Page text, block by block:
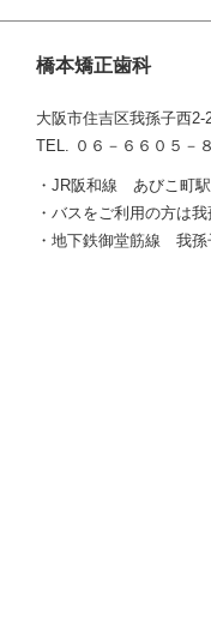
橋本矯正歯科
大阪市住吉区我孫子西2-
TEL. ０６－６６０５－
・JR阪和線 あびこ町
・バスをご利用の方は
・地下鉄御堂筋線 我孫